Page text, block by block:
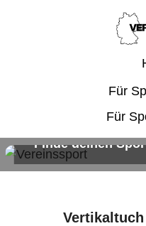
Für
Für
Finde deinen